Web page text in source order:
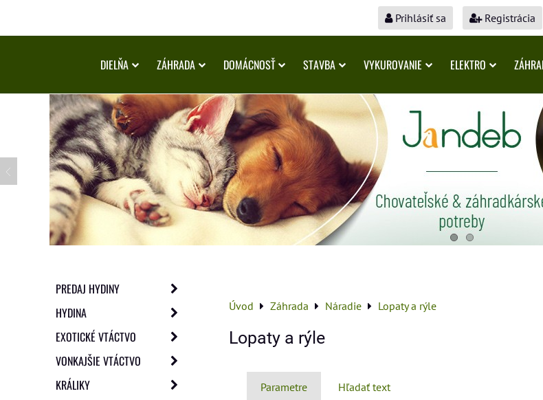
Prihlásiť sa Registrácia
DIELŇA ZÁHRADA DOMÁCNOSŤ STAVBA VYKUROVANIE ELEKTRO
Úvod Záhrada Náradie Lopaty a rýle
Lopaty a rýle
Parametre Hľadať text
PREDAJ HYDINY
HYDINA
EXOTICKÉ VTÁCTVO
VONKAJŠIE VTÁCTVO
KRÁLIKY